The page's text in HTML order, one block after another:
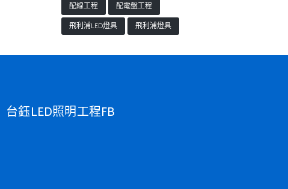
配線工程
配電盤工程
飛利浦LED燈具
飛利浦燈具
台鈺LED照明工程FB